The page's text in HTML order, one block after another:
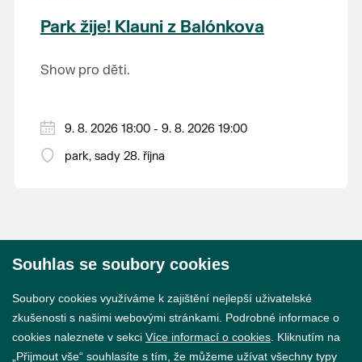
krajina na světě, která je zapsána na Seznam
světového přírodního a kulturního dědictví
Park žije! Klauni z Balónkova
Show pro děti.
9. 8. 2026 18:00 - 9. 8. 2026 19:00
park, sady 28. října
Souhlas se soubory cookies
Soubory cookies využíváme k zajištění nejlepší uživatelské
zkušenosti s našimi webovými stránkami. Podrobné informace o
cookies naleznete v sekci Více informací o cookies . Kliknutím na
„Přijmout vše“ souhlasíte s tím, že můžeme užívat všechny typy